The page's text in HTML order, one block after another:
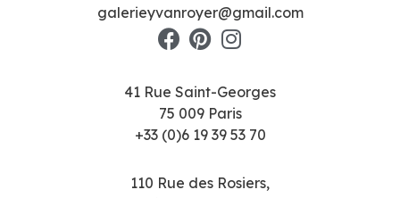
galerieyvanroyer@gmail.com
41 Rue Saint-Georges
75 009 Paris
+33 (0)6 19 39 53 70
110 Rue des Rosiers,